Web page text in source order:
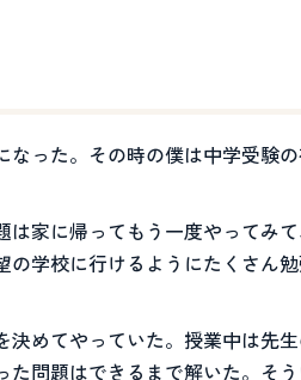
った。その時の僕は中学受験
家に帰ってもう一度やってみ
学校に行けるようにたくさん勉
めてやっていた。授業中は先
問題はできるまで解いた。そ